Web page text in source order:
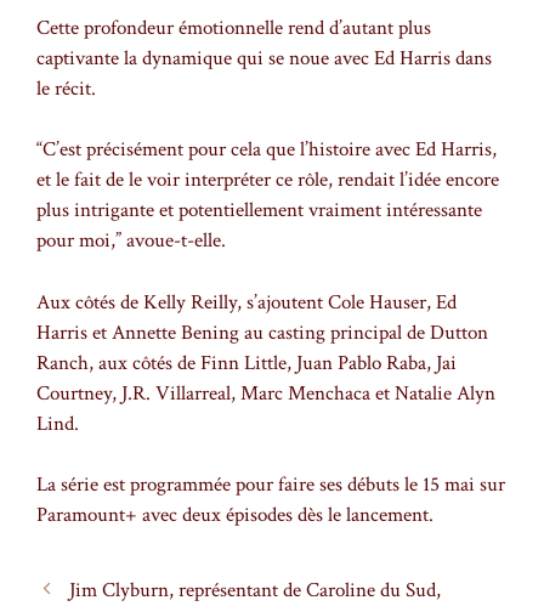
Cette profondeur émotionnelle rend d’autant plus
captivante la dynamique qui se noue avec Ed Harris dans
le récit.
“C’est précisément pour cela que l’histoire avec Ed Harris,
et le fait de le voir interpréter ce rôle, rendait l’idée encore
plus intrigante et potentiellement vraiment intéressante
pour moi,” avoue-t-elle.
Aux côtés de Kelly Reilly, s’ajoutent Cole Hauser, Ed
Harris et Annette Bening au casting principal de Dutton
Ranch, aux côtés de Finn Little, Juan Pablo Raba, Jai
Courtney, J.R. Villarreal, Marc Menchaca et Natalie Alyn
Lind.
La série est programmée pour faire ses débuts le 15 mai sur
Paramount+ avec deux épisodes dès le lancement.
Jim Clyburn, représentant de Caroline du Sud,